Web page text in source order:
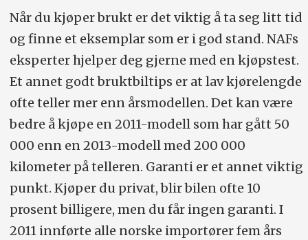
Når du kjøper brukt er det viktig å ta seg litt tid
og finne et eksemplar som er i god stand. NAFs
eksperter hjelper deg gjerne med en kjøpstest.
Et annet godt bruktbiltips er at lav kjørelengde
ofte teller mer enn årsmodellen. Det kan være
bedre å kjøpe en 2011-modell som har gått 50
000 enn en 2013-modell med 200 000
kilometer på telleren. Garanti er et annet viktig
punkt. Kjøper du privat, blir bilen ofte 10
prosent billigere, men du får ingen garanti. I
2011 innførte alle norske importører fem års